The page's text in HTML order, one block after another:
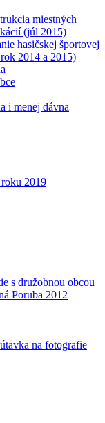
miestných
(júl 2015)
hasičskej športovej
2014 a 2015)
i menej dávna
2019
s družobnou obcou
Poruba 2012
na fotografie